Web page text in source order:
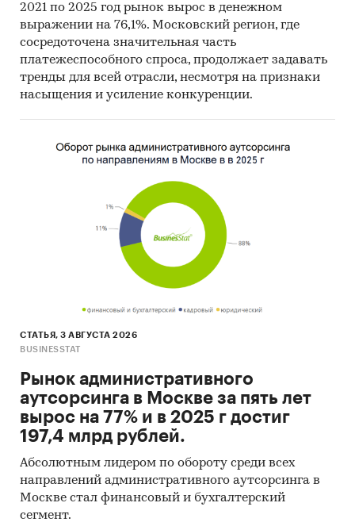
4. Оценить ситуацию в сегментах потребления
цемента: строительстве, стройиндустрии
(производстве бетона, ЖБИ), выявить
крупнейших потребителей цемента и оценить
объемы их потребления;
5. Проанализировать ценовую динамику на
рынке цемента Москвы и Московской области,
оценить влияние на нее изменения объемов
6. Оценить доли цементных заводов на рынке
Московского региона и изменение рыночных
позиций поставщиков;
7. Охарактеризовать особенности логистики на
представить карты поставок по железной
дороге, автотранспортом.
производственных мощностях цементной
промышленности Московской области:
охарактеризовать производителей цемента,
оценить динамику их выпуска, уровня загрузки
мощностей, особенности логистики поставок;
9. Представить прогнозы развития рынка
цемента на основе прогнозов строительной
2021 по 2025 год рынок вырос в денежном
выражении на 76,1%. Московский регион, где
сосредоточена значительная часть
платежеспособного спроса, продолжает задавать
тренды для всей отрасли, несмотря на признаки
насыщения и усиление конкуренции.
СТАТЬЯ, 3 АВГУСТА 2026
BUSINESSTAT
Рынок административного
аутсорсинга в Москве за пять лет
вырос на 77% и в 2025 г достиг
197,4 млрд рублей.
Абсолютным лидером по обороту среди всех
направлений административного аутсорсинга в
Москве стал финансовый и бухгалтерский
сегмент.